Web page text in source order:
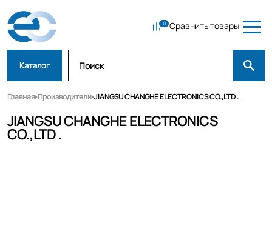
Сравнить товары
Каталог
Главная Производители JIANGSU CHANGHE ELECTRONICS CO.,LTD .
JIANGSU CHANGHE ELECTRONICS
CO.,LTD .